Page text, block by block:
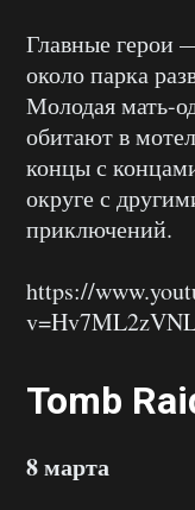
Главные герои
около парка
Молодая мать-
обитают в
концы с
округе с
приключений.
https://
Tomb
8 марта